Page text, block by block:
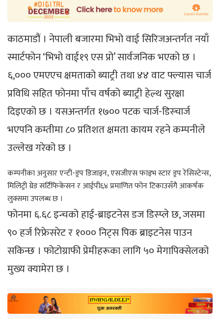
काठमाडौं । नेपाली बजारमा भिभो वाई सिरिजअन्तर्गत नयाँ
स्मार्टफोन ‘भिभो वाई१९ एस प्रो’ सार्वजनिक भएको छ ।
६,००० एमएएच क्षमताको ब्याट्री तथा ४४ वाट फ्ल्यास चार्ज
प्रविधि सहित फोनमा पाँच वर्षको ब्याट्री हेल्थ सुरक्षा
दिइएको छ । यसअन्तर्गत १७०० पटक चार्ज-डिस्चार्ज
भएपनि कम्तीमा ८० प्रतिशत क्षमता कायम रहने कम्पनीले
उल्लेख गरेको छ ।
कम्पनीका अनुसार एन्टी-ड्रप डिजाइन, एसजीएस फाइभ स्टार ड्रप रेसिस्टेन्स,
मिलिट्री ग्रेड सर्टिफिकेसन र आईपी६४ प्रमाणित फोन टिकाउसँगै आकर्षक
लुक्समा उपलब्ध छ ।
फोनमा ६.६८ इन्चको हाई-ब्राइटनेस डज डिस्प्ले छ, जसमा
९० हर्ज रिफ्रेसरेट र १००० निट्स पिक ब्राइटनेस पाउन
सकिन्छ । फोटोग्राफी प्रेमीहरूका लागि ५० मेगापिक्सेलको
मुख्य क्यामेरा छ ।